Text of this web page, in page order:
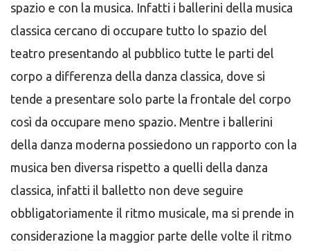
spazio e con la musica. Infatti i ballerini della musica
classica cercano di occupare tutto lo spazio del
teatro presentando al pubblico tutte le parti del
corpo a differenza della danza classica, dove si
tende a presentare solo parte la frontale del corpo
così da occupare meno spazio. Mentre i ballerini
della danza moderna possiedono un rapporto con la
musica ben diversa rispetto a quelli della danza
classica, infatti il balletto non deve seguire
obbligatoriamente il ritmo musicale, ma si prende in
considerazione la maggior parte delle volte il ritmo